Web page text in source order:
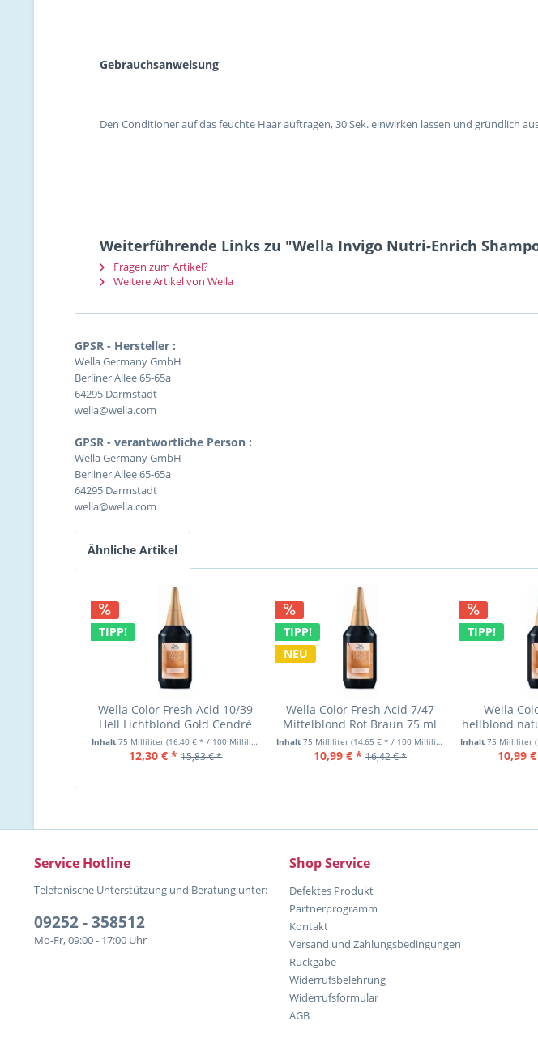
Gebrauchsanweisung
Den Conditioner auf das feuchte Haar auftragen, 30 Sek. einwirken lassen und gründlich
Weiterführende Links zu "Wella Invigo Nutri-Enrich
Fragen zum Artikel?
Weitere Artikel von Wella
GPSR - Hersteller :
Wella Germany GmbH
Berliner Allee 65-65a
64295 Darmstadt
wella@wella.com
GPSR - verantwortliche Person :
Wella Germany GmbH
Berliner Allee 65-65a
64295 Darmstadt
wella@wella.com
Ähnliche Artikel
TIPP!
Wella Color Fresh Acid 10/39
Hell Lichtblond Gold Cendré
75 ml pH 6.5
Inhalt 75 Milliliter (16,40 € * / 100 Milliliter)
12,30 € * 15,83 € *
TIPP!
NEU
Wella Color Fresh Acid 7/47
Mittelblond Rot Braun 75 ml
pH 6.5
Inhalt 75 Milliliter (14,65 € * / 100 Milliliter)
10,99 € * 16,42 € *
TIPP!
Wella
hellblond
Inhalt75 Milliliter
10,99
Service Hotline
Telefonische Unterstützung und Beratung unter:
09252 - 358512
Mo-Fr, 09:00 - 17:00 Uhr
Shop Service
Defektes Produkt
Partnerprogramm
Kontakt
Versand und Zahlungsbedingungen
Rückgabe
Widerrufsbelehrung
Widerrufsformular
AGB